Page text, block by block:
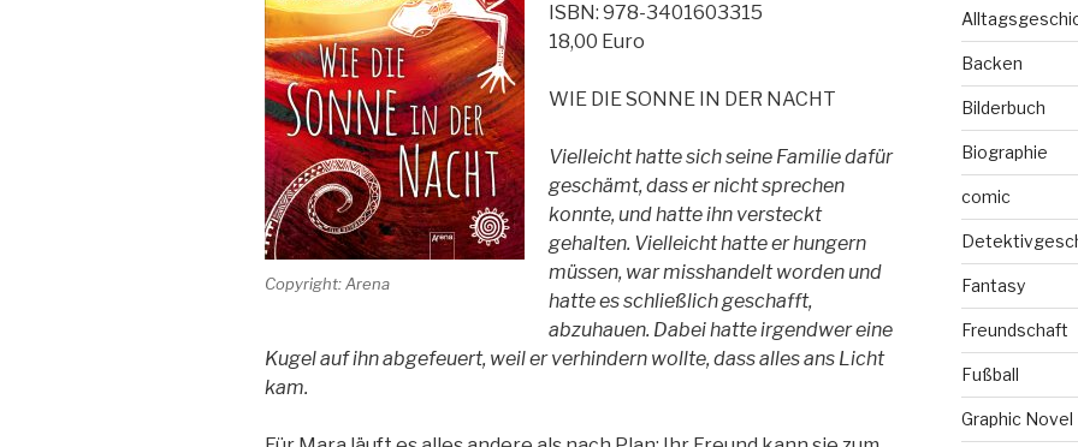
Copyright: Arena
ISBN: 978-3401603315
18,00 Euro
WIE DIE SONNE IN DER NACHT
Vielleicht hatte sich seine Familie dafür
geschämt, dass er nicht sprechen
konnte, und hatte ihn versteckt
gehalten. Vielleicht hatte er hungern
müssen, war misshandelt worden und
hatte es schließlich geschafft,
abzuhauen. Dabei hatte irgendwer eine
Kugel auf ihn abgefeuert, weil er verhindern wollte, dass alles ans Licht
kam.
Backen
Bilderbuch
Biographie
comic
Fantasy
Freundschaft
Fußball
Graphic Novel